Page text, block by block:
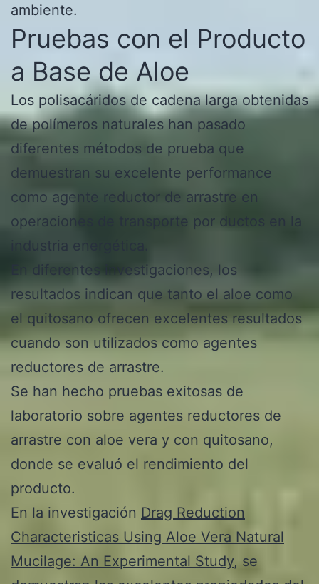
ambiente.
Pruebas con el Producto
a Base de Aloe
Los polisacáridos de cadena larga obtenidas
de polímeros naturales han pasado
diferentes métodos de prueba que
demuestran su excelente performance
como agente reductor de arrastre en
operaciones de transporte por ductos en la
industria energética.
En diferentes investigaciones, los
resultados indican que tanto el aloe como
el quitosano ofrecen excelentes resultados
cuando son utilizados como agentes
reductores de arrastre.
Se han hecho pruebas exitosas de
laboratorio sobre agentes reductores de
arrastre con aloe vera y con quitosano,
donde se evaluó el rendimiento del
producto.
En la investigación Drag Reduction
Characteristicas Using Aloe Vera Natural
Mucilage: An Experimental Study, se